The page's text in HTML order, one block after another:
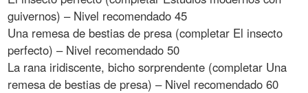
guivernos) – Nivel recomendado 45
Una remesa de bestias de presa (completar El insecto
perfecto) – Nivel recomendado 50
La rana iridiscente, bicho sorprendente (completar Una
remesa de bestias de presa) – Nivel recomendado 60